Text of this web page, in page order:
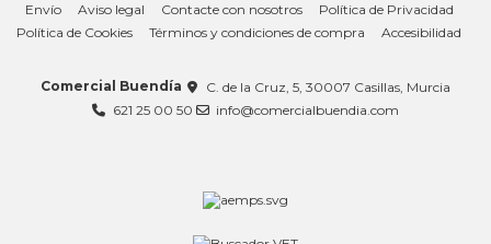
Envío Aviso legal Contacte con nosotros
Política de Privacidad
Política de Cookies
Términos y condiciones de compra Accesibilidad
Comercial Buendía
C. de la Cruz, 5, 30007 Casillas, Murcia
621 25 00 50
info@comercialbuendia.com